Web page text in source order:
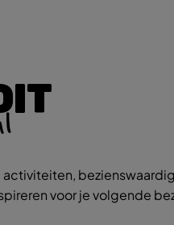
voor je volgende